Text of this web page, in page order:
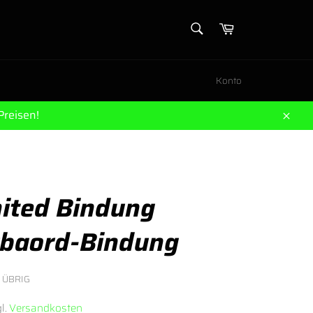
Suchen
Warenkorb
Konto
Bindung
Bindung
Versandkosten